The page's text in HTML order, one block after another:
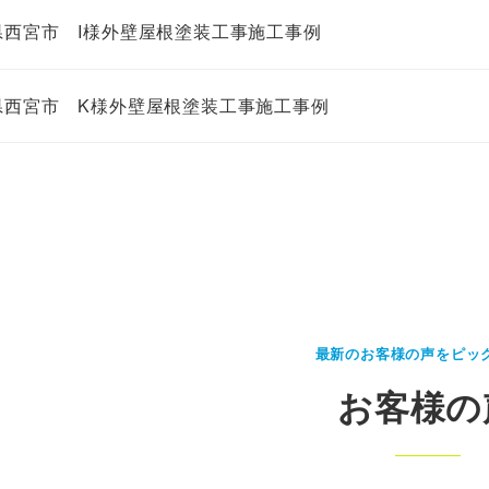
西宮市 I様外壁屋根塗装工事施工事例
西宮市 K様外壁屋根塗装工事施工事例
最新のお客様の声をピッ
お客様